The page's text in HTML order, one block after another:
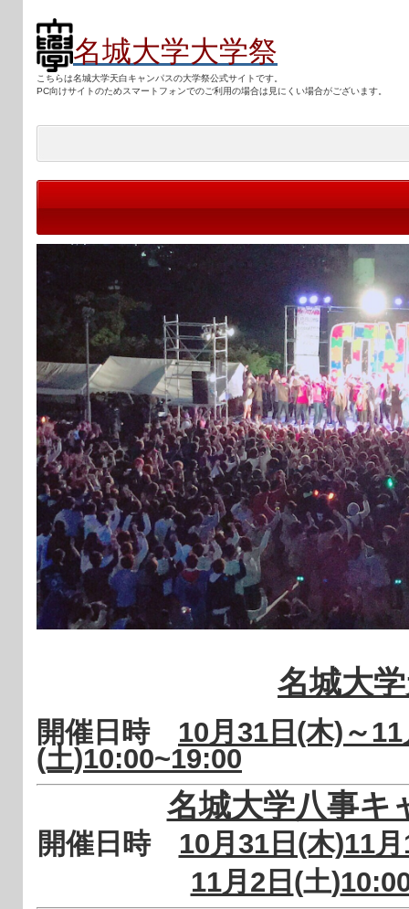
名城大学大学祭
こちらは名城大学天白キャンパスの大学祭公式サイトです。
PC向けサイトのためスマートフォンでのご利用の場合は見にくい場合がございます。
名城大
開催日時 10月31 日(木)～
(土)10:00~19:00
名城大学八事キ
開催日時 10月31日(木)11
11月2日 (土)